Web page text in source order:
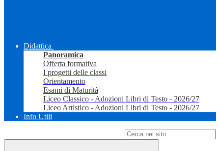
Didattica
Panoramica
Offerta formativa
I progetti delle classi
Orientamento
Esami di Maturità
Liceo Classico - Adozioni Libri di Testo - 2026/27
Liceo Artistico - Adozioni Libri di Testo - 2026/27
Info Utili